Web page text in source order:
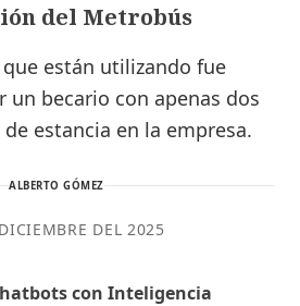
del Metrobús
están utilizando fue
un becario con apenas dos
estancia en la empresa.
ALBERTO GÓMEZ
DEL 2025
con Inteligencia